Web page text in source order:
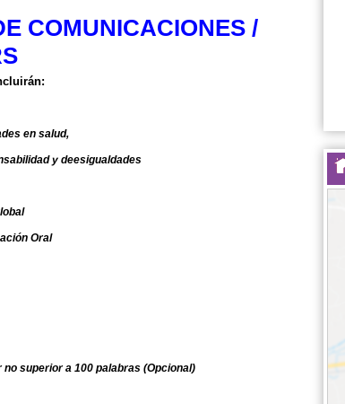
COMUNICACIONES /
en salud,
y deesigualdades
Oral
superior a 100 palabras (Opcional)